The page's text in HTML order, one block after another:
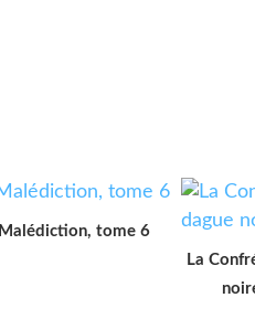
Malédiction, tome 6
La